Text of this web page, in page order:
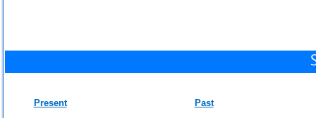
Present
Past